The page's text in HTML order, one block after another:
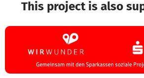
This project is also